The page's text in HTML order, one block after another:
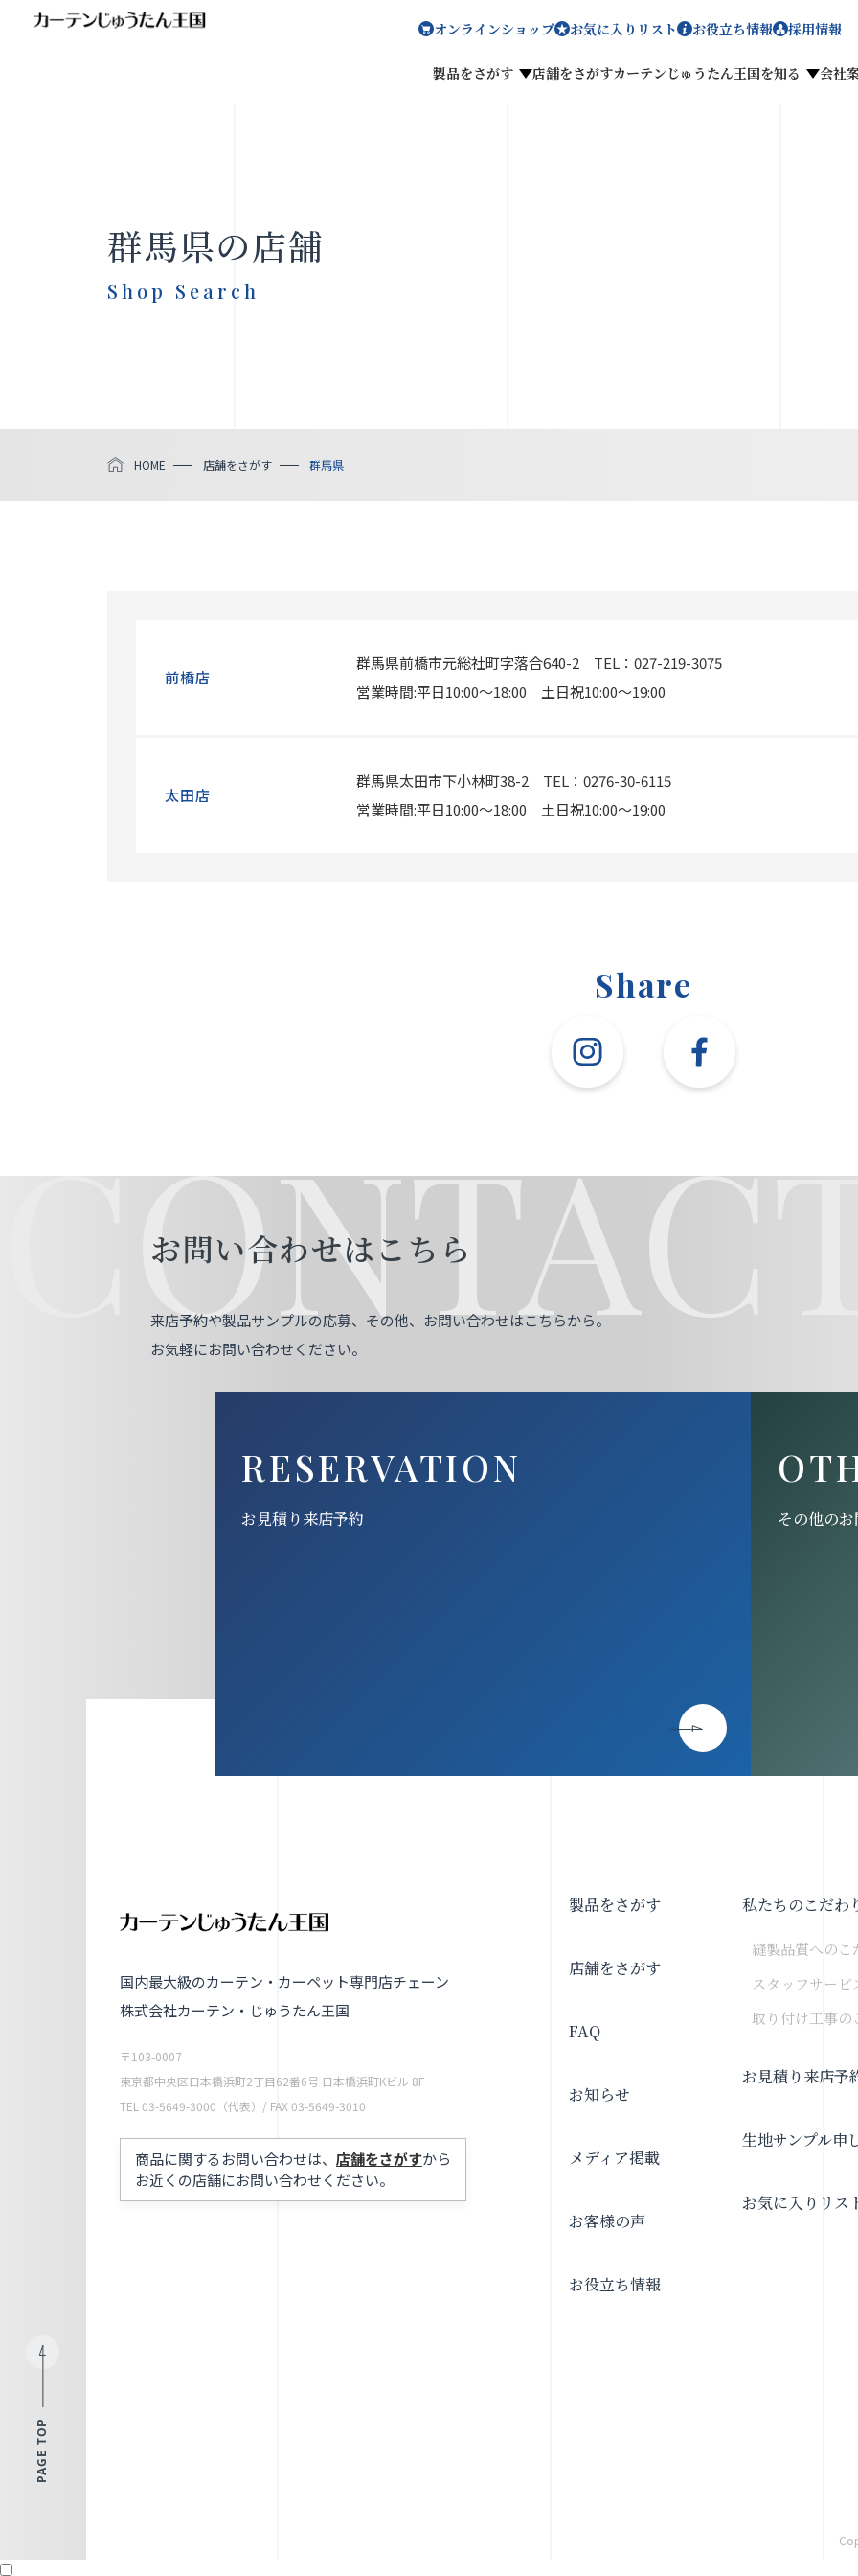
オンラインショップ お気に入りリスト お役立ち情報 採用情報
製品をさがす 店舗をさがすカーテンじゅうたん王国を知る 会社
群馬県の店舗
Shop Search
HOME 店舗をさがす 群馬県
前橋店
群馬県前橋市元総社町字落合640-2 TEL：027-219-3075
営業時間:平日10:00〜18:00 土日祝10:00〜19:00
太田店
群馬県太田市下小林町38-2 TEL：0276-30-6115
営業時間:平日10:00〜18:00 土日祝10:00〜19:00
Share
お問い合わせはこちら
来店予約や製品サンプルの応募、その他、お問い合わせはこちらから。
お気軽にお問い合わせください。
RESERVATION
お見積り来店予約 その他の
国内最大級のカーテン・カーペット専門店チェーン
株式会社カーテン・じゅうたん王国
〒103-0007
東京都中央区日本橋浜町2丁目62番6号 日本橋浜町Kビル 8F
TEL 03-5649-3000 （代表）/ FAX 03-5649-3010
商品に関するお問い合わせは、 店舗をさがすから
お近くの店舗にお問い合わせください。
製品をさがす
店舗をさがす
FAQ
お知らせ
メディア掲載
お客様の声
お役立ち情報
私たちのこだわ
縫製品質へのこ
スタッフサー
取り付け工事の
お見積り来店予
生地サンプル申
お気に入りリス